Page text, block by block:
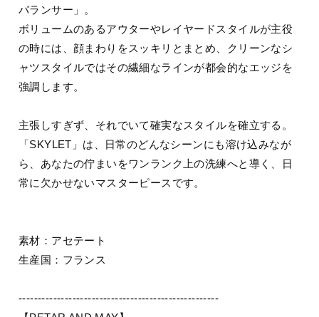
バランサー」。
ボリュームのあるアウターやレイヤードスタイルが主役
の時には、顔まわりをスッキリとまとめ、クリーンなシ
ャツスタイルではその繊細なラインが都会的なエッジを
強調します。
主張しすぎず、それでいて確実なスタイルを確立する。
「SKYLET」は、日常のどんなシーンにも溶け込みなが
ら、あなたの佇まいをワンランク上の洗練へと導く、日
常に欠かせないマスターピースです。
素材：アセテート
生産国：フランス
----------------------------------------------------